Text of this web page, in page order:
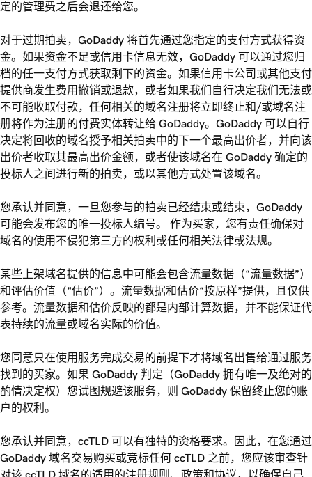
定的管理费之后会退还给您。
对于过期拍卖，GoDaddy 将首先通过您指定的支付方式获得资
金。如果资金不足或信用卡信息无效，GoDaddy 可以通过您归
档的任一支付方式获取剩下的资金。如果信用卡公司或其他支付
提供商发生费用撤销或退款，或者如果我们自行决定我们无法或
不可能收取付款，任何相关的域名注册将立即终止和/或域名注
册将作为注册的付费实体转让给 GoDaddy。GoDaddy 可以自行
决定将回收的域名授予相关拍卖中的下一个最高出价者，并向该
出价者收取其最高出价金额，或者使该域名在 GoDaddy 确定的
投标人之间进行新的拍卖，或以其他方式处置该域名。
您承认并同意，一旦您参与的拍卖已经结束或结束，GoDaddy
可能会发布您的唯一投标人编号。 作为买家，您有责任确保对
域名的使用不侵犯第三方的权利或任何相关法律或法规。
某些上架域名提供的信息中可能会包含流量数据（“流量数据”）
和评估价值（“估价”）。流量数据和估价“按原样”提供，且仅供
参考。流量数据和估价反映的都是内部计算数据，并不能保证代
表持续的流量或域名实际的价值。
您同意只在使用服务完成交易的前提下才将域名出售给通过服务
找到的买家。如果 GoDaddy 判定（GoDaddy 拥有唯一及绝对的
酌情决定权）您试图规避该服务，则 GoDaddy 保留终止您的账
户的权利。
您承认并同意，ccTLD 可以有独特的资格要求。因此，在您通过
GoDaddy 域名交易购买或竞标任何 ccTLD 之前，您应该审查针
对该 ccTLD 域名的适用的注册规则、政策和协议，以确保自己